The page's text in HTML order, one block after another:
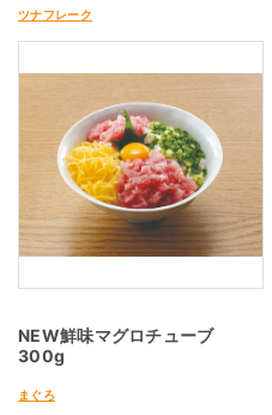
ツナフレーク
NEW鮮味マグロチューブ
300g
まぐろ